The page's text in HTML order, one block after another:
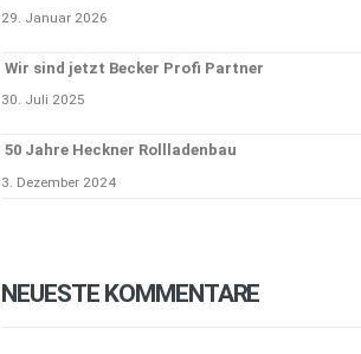
29. Januar 2026
Wir sind jetzt Becker Profi Partner
30. Juli 2025
50 Jahre Heckner Rollladenbau
3. Dezember 2024
NEUESTE KOMMENTARE